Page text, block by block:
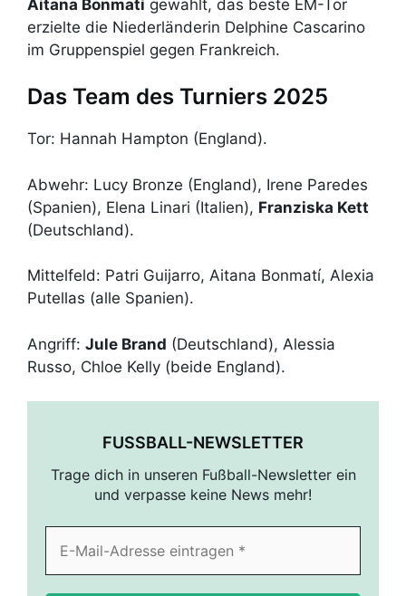
Aitana Bonmatí gewählt, das beste EM-Tor
erzielte die Niederländerin Delphine Cascarino
im Gruppenspiel gegen Frankreich.
Das Team des Turniers 2025
Tor: Hannah Hampton (England).
Abwehr: Lucy Bronze (England), Irene Paredes
(Spanien), Elena Linari (Italien), Franziska Kett
(Deutschland).
Mittelfeld: Patri Guijarro, Aitana Bonmatí, Alexia
Putellas (alle Spanien).
Angriff: Jule Brand (Deutschland), Alessia
Russo, Chloe Kelly (beide England).
FUSSBALL-NEWSLETTER
Trage dich in unseren Fußball-Newsletter ein
und verpasse keine News mehr!